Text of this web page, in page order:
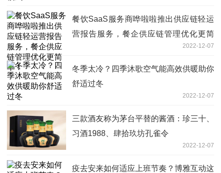
餐饮SaaS服务商哗啦啦推出供应链轻运
营报告服务，餐企供应链管理优化更简
2022-12-07
冬季太冷？四季沐歌空气能高效供暖助你
舒适过冬
2022-12-07
三款酒友称为茅台平替的酱酒：珍三十、
习酒1988、肆拾玖坊孔雀令
2022-12-07
疫去安来如何适应上班节奏？博雅互动这